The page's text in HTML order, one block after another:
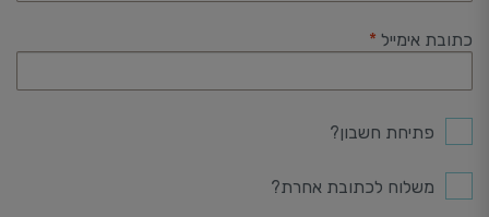
כתובת אימייל *
פתיחת חשבון?
משלוח לכתובת אחרת?